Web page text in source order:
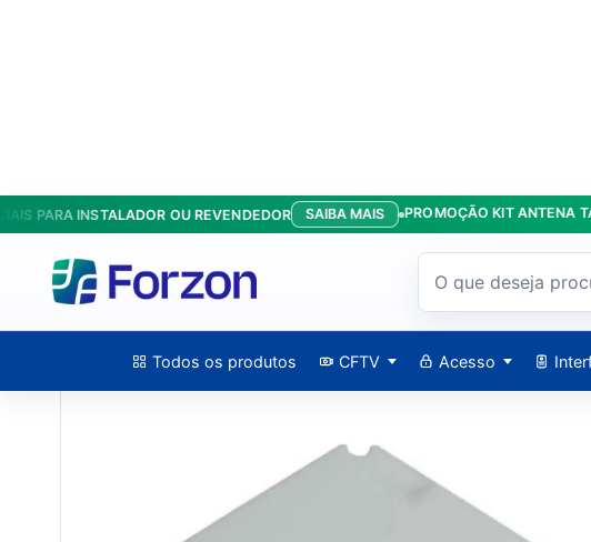
INSTALADOR OU REVENDEDOR SAIBA MAIS PROMOÇÃO KIT ANTENA TAG
Todos os produtos CFTV Acesso
Início /Produtos/Caixas/Caixa De Sobrepor Triangular Para CFTV